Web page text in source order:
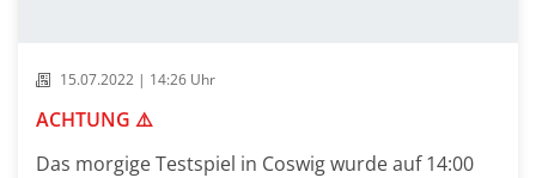
15.07.2022 | 14:26 Uhr
ACHTUNG ⚠️
Das morgige Testspiel in Coswig wurde auf 14:00